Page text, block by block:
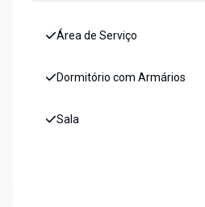
Área de Serviço
Dormitório com Armários
Sala